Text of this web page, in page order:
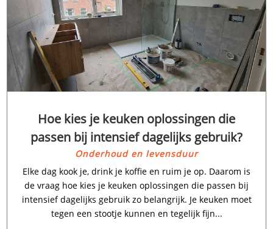
Hoe kies je keuken oplossingen die
passen bij intensief dagelijks gebruik?
Onderhoud en levensduur
Elke dag kook je, drink je koffie en ruim je op.​ Daarom is
de vraag hoe kies je keuken oplossingen die passen bij
intensief dagelijks gebruik zo belangrijk.​ Je keuken moet
tegen een stootje kunnen en tegelijk fijn...